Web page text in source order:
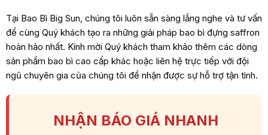
Tại Bao Bì Big Sun, chúng tôi luôn sẵn sàng lắng nghe và tư vấn
để cùng Quý khách tạo ra những giải pháp bao bì đựng saffron
hoàn hảo nhất. Kính mời Quý khách tham khảo thêm các dòng
sản phẩm bao bì cao cấp khác hoặc liên hệ trực tiếp với đội
ngũ chuyên gia của chúng tôi để nhận được sự hỗ trợ tận tình.
NHẬN BÁO GIÁ NHANH